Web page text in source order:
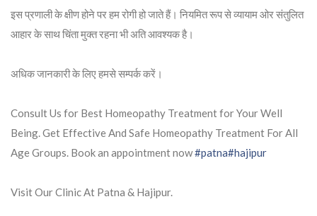
इस प्रणाली के क्षीण होने पर हम रोगी हो जाते हैं। नियमित रूप से व्यायाम ओर संतुलित
आहार के साथ चिंता मुक्त रहना भी अति आवश्यक है।
अधिक जानकारी के लिए हमसे सम्पर्क करें।
Consult Us for Best Homeopathy Treatment for Your Well
Being. Get Effective And Safe Homeopathy Treatment For All
Age Groups. Book an appointment now#patna#hajipur
Visit Our Clinic At Patna & Hajipur.